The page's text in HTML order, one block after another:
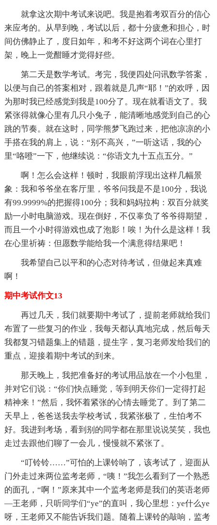
就拿这次期中考试来说吧。我是抱着考双百分的信心
来应考的。从早到晚，考试以后，都十分疲惫和担心，时
间仿佛静止了，度日如年，和考不好这两个词在心里打
架，晚上一觉酣睡才觉得好些。
第二天是数学考试。考完，我便四处问讯数学答案，
以便与自己的答案相对，跟着就是几声“耶！”的欢呼，因
为那时我已经感觉到我是100分了。现在就看语文了。我
紧张得就像心里有几只小兔子，能清晰地感觉到自己的心
跳的节奏。就在这时，同学熊梦飞跑过来，把他凉凉的小
手搭在我的肩上，说：“别不高兴，”一听这话，我的心
里“咯噔”一下，他继续说：“你语文九十五点五分。”
啊！怎么会这样！顿时，我眼前浮现出这样几幅景
象：我和爷爷坐在客厅里，爷爷问我是不是100分，我说
有99.9999%的把握得100分；我和妈妈拉构：双百分就奖
励一小时电脑游戏。现在倒好，不仅辜负了爷爷得期望，
而且一个小时得游戏也成了泡影！唉！为什么是这样！我
在心里祈祷：但愿数学能给我一个满意得结果吧！
我希望自己以平和的心态对待考试，但做起来真难
啊！
期中考试作文13
再过几天，我们就要期中考试了，提前老师就给我们
布置了一些复习的作业，我每天都认真地完成，然后每天
我都复习错题集上的错题，提生字，复习老师发给我们的
重点，迎接着期中考试的到来。
那天晚上，我把准备好的考试用品放在一个小包里，
并对它们说：“你们快点睡觉，等到明天你们一定得打起
精神来！”然后，我怀着紧张的心情去睡觉了。到了第二
天早上，爸爸送我去学校考试，我紧张极了，生怕考不
好。我进到考场，看到别的同学都在那里说说笑笑，我也
走过去跟他们聊了一会儿，慢慢就不紧张了。
“叮铃铃……”可怕的上课铃响了，该考试了，迎面从
门外走过来两位监考老师，“咦！”我怎么看到了一个熟悉
的面孔，“啊！”原来其中一个监考老师是我们的英语老师
—王老师，只听同学们“ye”的直叫，我心里想：ye什么ye
呀，王老师又不能告诉我们题。随着上课铃的敲响，监考